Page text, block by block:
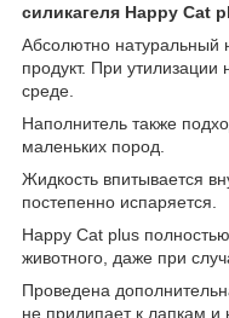
силикагеля Happy Cat
Абсолютно натуральный
продукт. При
среде.
Наполнитель также
маленьких пород.
Жидкость впитывается
постепенно испаряется.
Happy Cat plus
животного, даже при
Проведена
не прилипает к лапкам и